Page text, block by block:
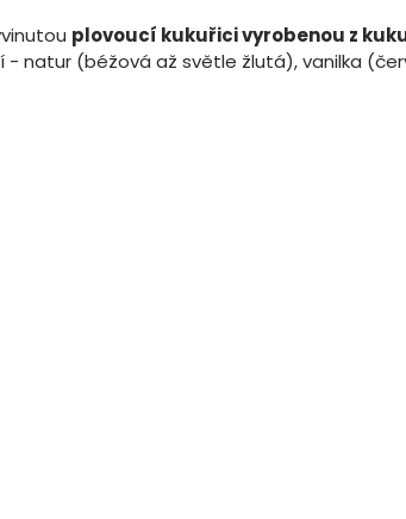
p
r
v
plovoucí kukuřici vyrobenou z
natur (béžová až světle žlutá), vanilka